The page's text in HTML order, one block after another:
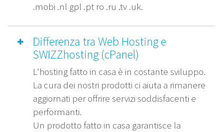
.mobi .nl gpl .pt ro .ru .tv .uk.
Differenza tra Web Hosting e
SWIZZhosting (cPanel)
L'hosting fatto in casa è in costante sviluppo.
La cura dei nostri prodotti ci aiuta a rimanere
aggiornati per offrire servizi soddisfacenti e
performanti.
Un prodotto fatto in casa garantisce la